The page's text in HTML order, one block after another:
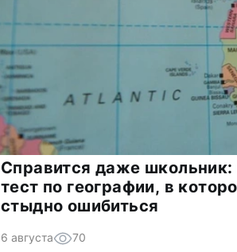
Справится даже школьник:
тест по географии, в
стыдно ошибиться
6 августа 70